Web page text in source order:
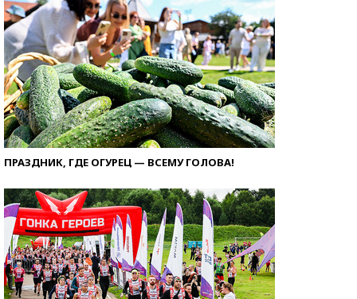
ПРАЗДНИК, ГДЕ ОГУРЕЦ — ВСЕМУ ГОЛОВА!